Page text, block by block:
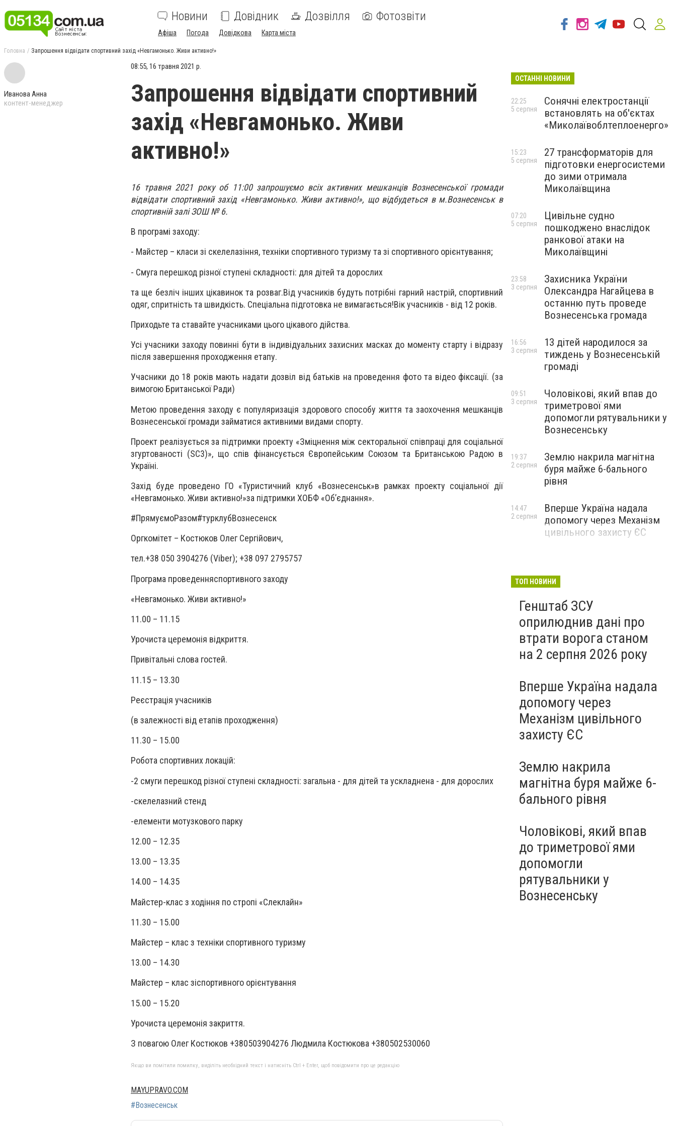
Новини Довідник Дозвілля Фотозвіти
Афіша Погода Довідкова Карта міста
Головна Запрошення відвідати спортивний захід «Невгамонько. Живи активно!»
Иванова Анна
контент-менеджер
08:55, 16 травня 2021 р.
Запрошення відвідати спортивний
захід «Невгамонько. Живи
активно!»
16 травня 2021 року об 11:00 запрошуємо всіх активних мешканців Вознесенської громади
відвідати спортивний захід «Невгамонько. Живи активно!», що відбудеться в м.Вознесенськ в
спортивній залі ЗОШ № 6.
В програмі заходу:
- Майстер – класи зі скелелазіння, техніки спортивного туризму та зі спортивного орієнтування;
- Смуга перешкод різної ступені складності: для дітей та дорослих
та ще безліч інших цікавинок та розваг.Від учасників будуть потрібні гарний настрій, спортивний
одяг, спритність та швидкість. Спеціальна підготовка не вимагається!Вік учасників - від 12 років.
Приходьте та ставайте учасниками цього цікавого дійства.
Усі учасники заходу повинні бути в індивідуальних захисних масках до моменту старту і відразу
після завершення проходження етапу.
Учасники до 18 років мають надати дозвіл від батьків на проведення фото та відео фіксації. (за
вимогою Британської Ради)
Метою проведення заходу є популяризація здорового способу життя та заохочення мешканців
Вознесенської громади займатися активними видами спорту.
Проект реалізується за підтримки проекту «Зміцнення між секторальної співпраці для соціальної
згуртованості (SC3)», що спів фінансується Європейським Союзом та Британською Радою в
Україні.
Захід буде проведено ГО «Туристичний клуб «Вознесенськ»в рамках проекту соціальної дії
«Невгамонько. Живи активно!»за підтримки ХОБФ «Об’єднання».
#ПрямуємоРазом#турклубВознесенск
Оргкомітет – Костюков Олег Сергійович,
тел.+38 050 3904276 (Viber); +38 097 2795757
Програма проведенняспортивного заходу
«Невгамонько. Живи активно!»
11.00 – 11.15
Урочиста церемонія відкриття.
Привітальні слова гостей.
11.15 – 13.30
Реєстрація учасників
(в залежності від етапів проходження)
11.30 – 15.00
Робота спортивних локацій:
-2 смуги перешкод різної ступені складності: загальна - для дітей та ускладнена - для дорослих
-скелелазний стенд
-елементи мотузкового парку
12.00 – 12.35
13.00 – 13.35
14.00 – 14.35
Майстер-клас з ходіння по стропі «Слеклайн»
11.30 – 15.00
Майстер – клас з техніки спортивного туризму
13.00 – 14.30
Майстер – клас зіспортивного орієнтування
15.00 – 15.20
Урочиста церемонія закриття.
З повагою Олег Костюков +380503904276 Людмила Костюкова +380502530060
Якщо ви помітили помилку, виділіть необхідний текст і натисніть Ctrl + Enter, щоб повідомити про це редакцію
MAYUPRAVO.COM
#Вознесенськ
ОСТАННІ НОВИНИ
Сонячні електростанції
встановлять на об'єктах
«Миколаївоблтеплоенерго»
22:25
5 серпня
27 трансформаторів для
підготовки енергосистеми
до зими отримала
Миколаївщина
15:23
5 серпня
Цивільне судно
пошкоджено внаслідок
ранкової атаки на
Миколаївщині
07:20
5 серпня
Захисника України
Олександра Нагайцева в
останню путь проведе
Вознесенська громада
23:58
3 серпня
13 дітей народилося за
тиждень у Вознесенській
громаді
16:56
3 серпня
Чоловікові, який впав до
триметрової ями
допомогли рятувальники у
Вознесенську
09:51
3 серпня
Землю накрила магнітна
буря майже 6-бального
рівня
19:37
2 серпня
Вперше Україна надала
допомогу через Механізм
цивільного захисту ЄС
14:47
2 серпня
ТОП НОВИНИ
Генштаб ЗСУ
оприлюднив дані про
втрати ворога станом
на 2 серпня 2026 року
Вперше Україна надала
допомогу через
Механізм цивільного
захисту ЄС
Землю накрила
магнітна буря майже 6-
бального рівня
Чоловікові, який впав
до триметрової ями
допомогли
рятувальники у
Вознесенську